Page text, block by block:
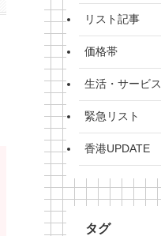
リスト記事
価格帯
生活・サービス
緊急リスト
香港UPDATE
タグ